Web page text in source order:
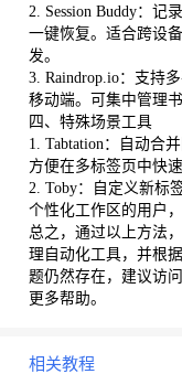
2. Session Buddy：记
一键恢复。适合跨设
发。
3. Raindrop.io：支持
移动端。可集中管理
四、特殊场景工具
1. Tabtation：自动合
方便在多标签页中快
2. Toby：自定义新标
个性化工作区的用户
总之，通过以上方法
理自动化工具，并根
题仍然存在，建议访
更多帮助。
相关教程